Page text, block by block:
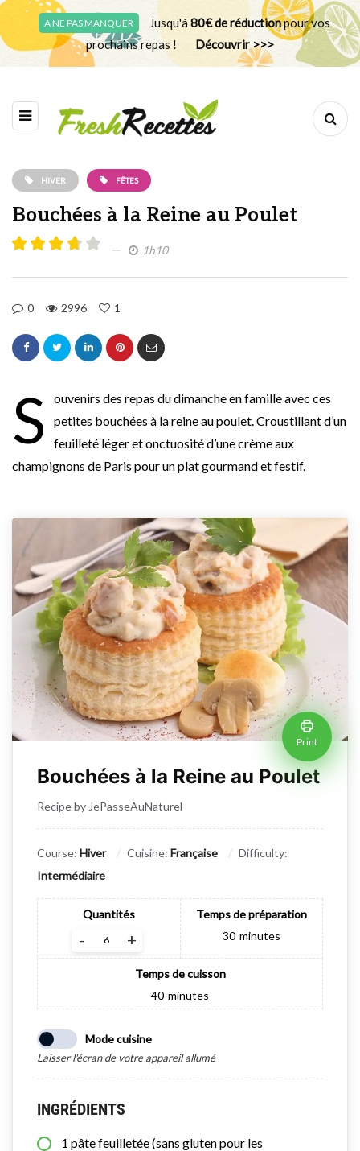
A NE PAS MANQUER Jusqu'à80€ de réductionpour vos
prochains repas !
Découvrir >>>
HIVER FÊTES
Bouchées à la Reine au Poulet
1h10
0 2996 1
S
ouvenirs des repas du dimanche en famille avec ces
petites bouchées à la reine au poulet. Croustillant d’un
feuilleté léger et onctuosité d’une crème aux
champignons de Paris pour un plat gourmand et festif.
Print
Bouchées à la Reine au Poulet
Recipe by JePasseAuNaturel
Course: Hiver Cuisine: Française
Difficulty:
Intermédiaire
Quantités
+
-
Temps de préparation
30 minutes
Temps de cuisson
40 minutes
Mode cuisine
Laisser l'écran de votre appareil allumé
INGRÉDIENTS
1 pâte feuilletée (sans gluten pour les